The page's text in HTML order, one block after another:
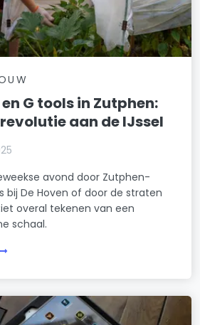
G tools in Zutphen:
aan de IJssel
avond door Zutphen-
bij De Hoven of door de straten
overal tekenen van een
schaal.